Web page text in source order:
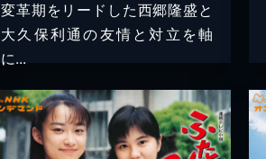
変革期をリードした西郷隆盛と
大久保利通の友情と対立を軸
に...